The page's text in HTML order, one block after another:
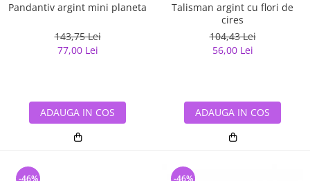
Pandantiv argint mini planeta
143,75 Lei
77,00 Lei
ADAUGA IN COS
Talisman argint cu flori de
cires
104,43 Lei
56,00 Lei
ADAUGA IN COS